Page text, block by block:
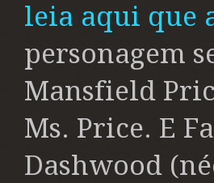
leia aqui que
personagem
Mansfield
Ms. Price. E
Dashwood